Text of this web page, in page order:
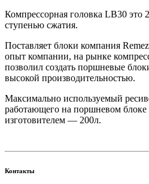
Компрессорная головка LB30 это
ступенью сжатия.
Поставляет блоки компания
опыт компании, на рынке
позволил создать поршневые
высокой производительностью.
Максимально используемый
работающего на поршневом
изготовителем — 200л.
Контакты